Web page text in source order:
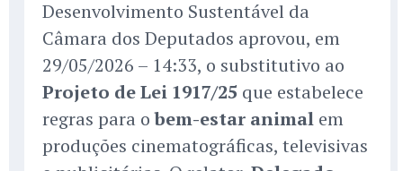
Desenvolvimento Sustentável da
Câmara dos Deputados aprovou, em
29/05/2026 – 14:33, o substitutivo ao
Projeto de Lei 1917/25 que estabelece
regras para obem-estar animal em
produções cinematográficas, televisivas